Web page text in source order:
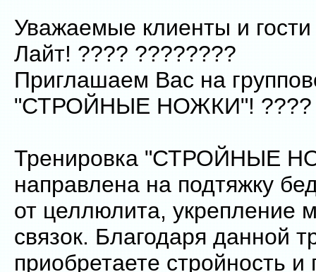
Уважаемые клиенты и
Лайт! ???? ????????
Приглашаем Вас на
"СТРОЙНЫЕ НОЖКИ"! ????
Тренировка "СТРОЙНЫЕ
направлена на подтяжку
от целлюлита, укрепление
связок. Благодаря данной
приобретаете стройность